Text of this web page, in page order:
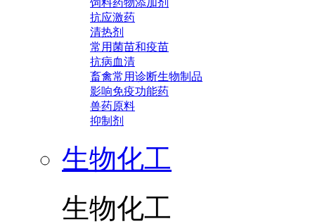
饲料药物添加剂
抗应激药
清热剂
常用菌苗和疫苗
抗病血清
畜禽常用诊断生物制品
影响免疫功能药
兽药原料
抑制剂
生物化工
生物化工